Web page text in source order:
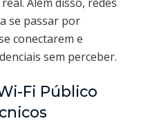
Além disso, redes
se passar por
conectarem e
sem perceber.
Fi Público